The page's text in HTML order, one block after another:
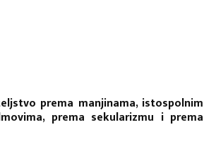
prema manjinama, istospolnim
prema sekularizmu i prema